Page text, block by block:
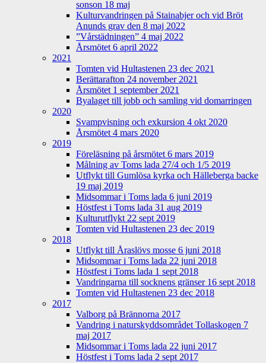
sonson 18 maj
Kulturvandringen på Stainabjer och vid Bröt
Anunds grav den 8 maj 2022
”Vårstädningen” 4 maj 2022
Årsmötet 6 april 2022
2021
Tomten vid Hultastenen 23 dec 2021
Berättarafton 24 november 2021
Årsmötet 1 september 2021
Byalaget till jobb och samling vid domarringen
2020
Svampvisning och exkursion 4 okt 2020
Årsmötet 4 mars 2020
2019
Föreläsning på årsmötet 6 mars 2019
Målning av Toms lada 27/4 och 1/5 2019
Utflykt till Gumlösa kyrka och Hälleberga backe
19 maj 2019
Midsommar i Toms lada 6 juni 2019
Höstfest i Toms lada 31 aug 2019
Kulturutflykt 22 sept 2019
Tomten vid Hultastenen 23 dec 2019
2018
Utflykt till Åraslövs mosse 6 juni 2018
Midsommar i Toms lada 22 juni 2018
Höstfest i Toms lada 1 sept 2018
Vandringarna till socknens gränser 16 sept 2018
Tomten vid Hultastenen 23 dec 2018
2017
Valborg på Brännorna 2017
Vandring i naturskyddsområdet Tollaskogen 7
maj 2017
Midsommar i Toms lada 22 juni 2017
Höstfest i Toms lada 2 sept 2017